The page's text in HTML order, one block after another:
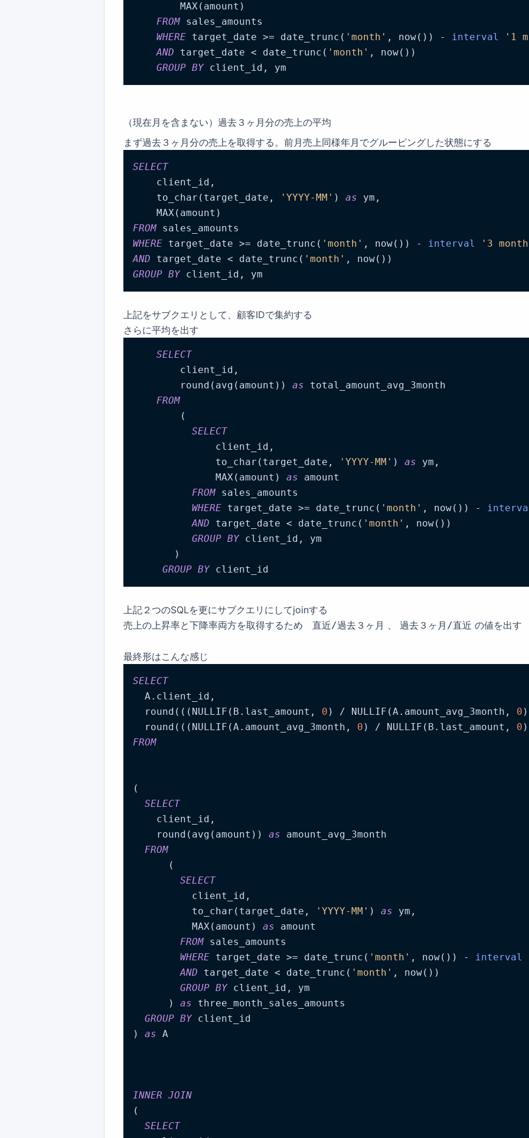
        MAX(amount)
FROM sales_amounts
WHERE target_date >= date_trunc( 'month' , now()) - interval
'1
AND target_date < date_trunc( 'month' , now())
GROUP BY client_id, ym
（現在月を含まない）過去３ヶ月分の売上の平均
まず過去３ヶ月分の売上を取得する。前月売上同様年月でグルーピングした状態にする
SELECT
    client_id,
    to_char(target_date,
'YYYY-MM' ) as ym,
FROM
WHERE target_date >= date_trunc( 'month' , now()) - interval
'3
AND target_date < date_trunc( 'month'
GROUP BY client_id, ym
上記をサブクエリとして、顧客IDで集約する
さらに平均を出す
SELECT
        client_id,
        round(avg(amount))
as total_amount_avg_3month
FROM
        (
SELECT
              client_id,
              to_char(target_date,
'YYYY-MM' ) as ym,
              MAX(amount)
as amount
FROM sales_amounts
WHERE target_date >= date_trunc( 'month' , now()) -
AND target_date < date_trunc( 'month' , now())
GROUP BY client_id, ym
       )
GROUP BY client_id
上記２つのSQLを更にサブクエリにしてjoinする
売上の上昇率と下降率両方を取得するため 直近/過去３ヶ月 、 過去３ヶ月/直近 の値を出す
最終形はこんな感じ
SELECT
  A.client_id,
  round(((NULLIF(B.last_amount,
0 ) / NULLIF(A.amount_avg_3month, 0
  round(((NULLIF(A.amount_avg_3month,
0 ) / NULLIF(B.last_amount, 0
FROM
(
SELECT
    client_id,
    round(avg(amount))
as amount_avg_3month
FROM
      (
SELECT
          client_id,
          to_char(target_date,
'YYYY-MM' ) as ym,
          MAX(amount)
as amount
FROM sales_amounts
WHERE target_date >= date_trunc( 'month' , now()) - interval
AND target_date < date_trunc( 'month' , now())
GROUP BY client_id, ym
      )
as three_month_sales_amounts
GROUP BY client_id
) as A
INNER JOIN
(
SELECT